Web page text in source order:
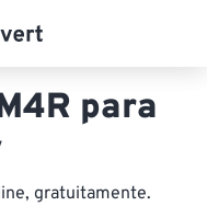
para
gratuitamente.